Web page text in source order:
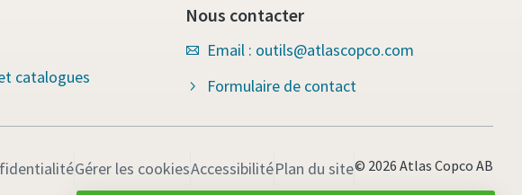
catalogues
Nous contacter
Email : outils@atlascopco.com
Formulaire de contact
Gérer les cookiesAccessibilitéPlan du site© 2026 Atlas Copco AB